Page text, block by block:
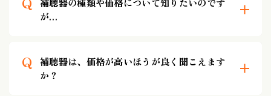
が…
Q
補聴器は、価格が高いほうが良く聞こえます
か？